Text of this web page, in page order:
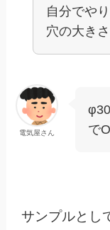
自分でや
穴の大き
電気屋さん
で
サンプルとし